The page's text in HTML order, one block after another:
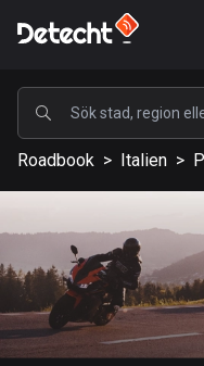
POPULÄRA
USA
587062 rutter
Sverige
203030 rutter
Storbritannien
115094 rutter
Roadbook > Italien >